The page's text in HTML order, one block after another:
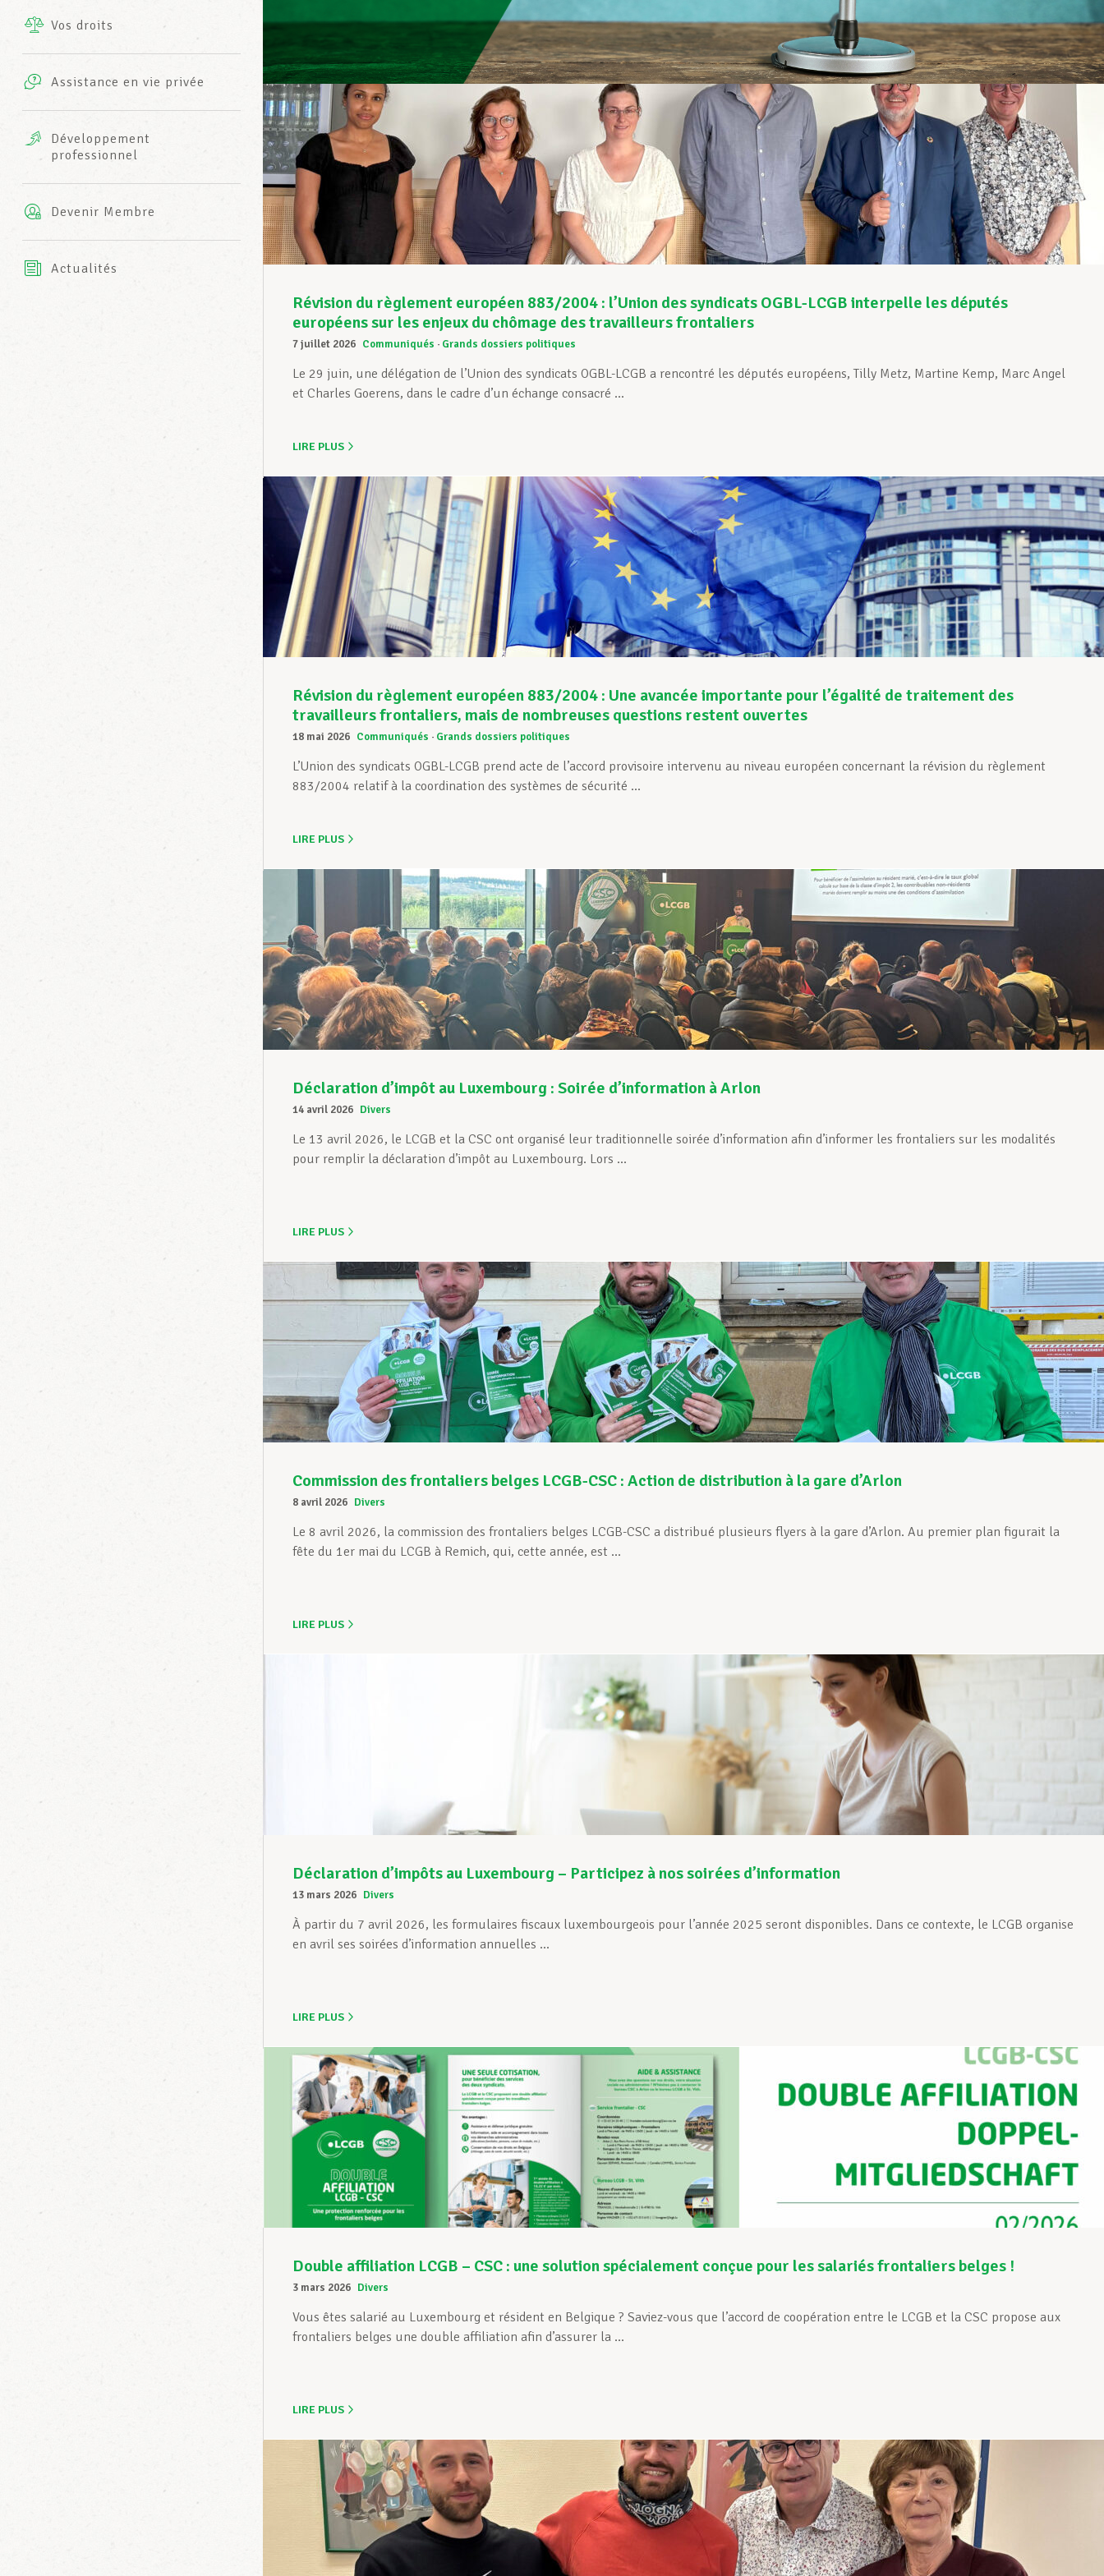
INFO-CENTER
Vos droits
Assistance en vie privée
complémentaires
AXA
Développement
professionnel
Devenir Membre
Actualités
Révision du règlement européen 883/2004 : l’Union des syndicats OGBL-LCGB interpelle les députés
européens sur les enjeux du chômage des travailleurs frontaliers
7 juillet 2026 Communiqués Grands dossiers politiques
Le 29 juin, une délégation de l’Union des syndicats OGBL-LCGB a rencontré les députés européens, Tilly Metz, Martine Kemp, Marc Angel
et Charles Goerens, dans le cadre d’un échange consacré ...
LIRE PLUS
Révision du règlement européen 883/2004 : Une avancée importante pour l’égalité de traitement des
travailleurs frontaliers, mais de nombreuses questions restent ouvertes
18 mai 2026 Communiqués Grands dossiers politiques
L’Union des syndicats OGBL-LCGB prend acte de l’accord provisoire intervenu au niveau européen concernant la révision du règlement
883/2004 relatif à la coordination des systèmes de sécurité ...
LIRE PLUS
Déclaration d’impôt au Luxembourg : Soirée d’information à Arlon
14 avril 2026 Divers
Le 13 avril 2026, le LCGB et la CSC ont organisé leur traditionnelle soirée d’information afin d’informer les frontaliers sur les modalités
pour remplir la déclaration d’impôt au Luxembourg. Lors ...
LIRE PLUS
Commission des frontaliers belges LCGB-CSC : Action de distribution à la gare d’Arlon
8 avril 2026 Divers
Le 8 avril 2026, la commission des frontaliers belges LCGB-CSC a distribué plusieurs flyers à la gare d’Arlon. Au premier plan figurait la
fête du 1er mai du LCGB à Remich, qui, cette année, est ...
LIRE PLUS
Déclaration d’impôts au Luxembourg – Participez à nos soirées d’information
13 mars 2026 Divers
À partir du 7 avril 2026, les formulaires fiscaux luxembourgeois pour l’année 2025 seront disponibles. Dans ce contexte, le LCGB organise
en avril ses soirées d’information annuelles ...
LIRE PLUS
Double affiliation LCGB – CSC : une solution spécialement conçue pour les salariés frontaliers belges !
3 mars 2026 Divers
Vous êtes salarié au Luxembourg et résident en Belgique ? Saviez-vous que l’accord de coopération entre le LCGB et la CSC propose aux
frontaliers belges une double affiliation afin d’assurer la ...
LIRE PLUS